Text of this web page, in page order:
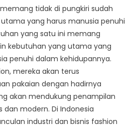
Modis
Dan
Dinamis
Pakaian
Wanita
Terbaru
tidak di pungkiri sudah
yang harus manusia penuhi
yang satu ini memang
kebutuhan yang utama yang
penuhi dalam kehidupannya.
mereka akan terus
pakaian dengan hadirnya
akan mendukung penampilan
dan modern. Di Indonesia
industri dan bisnis fashion